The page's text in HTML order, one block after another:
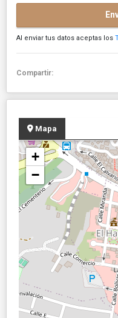
Al enviar tus datos aceptas los
Compartir:
Mapa
+
−